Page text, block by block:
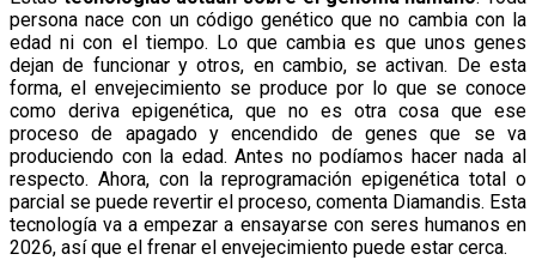
persona nace con un código genético que no cambia con la
edad ni con el tiempo. Lo que cambia es que unos genes
dejan de funcionar y otros, en cambio, se activan. De esta
forma, el envejecimiento se produce por lo que se conoce
como deriva epigenética, que no es otra cosa que ese
proceso de apagado y encendido de genes que se va
produciendo con la edad. Antes no podíamos hacer nada al
respecto. Ahora, con la reprogramación epigenética total o
parcial se puede revertir el proceso, comenta Diamandis. Esta
tecnología va a empezar a ensayarse con seres humanos en
2026, así que el frenar el envejecimiento puede estar cerca.